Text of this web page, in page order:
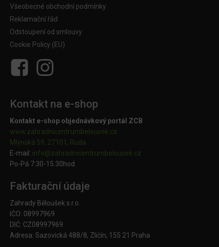
Všeobecné obchodní podmínky
Reklamační řád
Odstoupení od smlouvy
Cookie Policy (EU)
Kontakt na e-shop
Kontakt e-shop objednávkový portál ZCB
www.zahradnicentrumbelousek.cz
Mlýnská 59, 27101, Ruda
E-mail: info@zahradnicentrumbelousek. cz
Po-Pá 7:30-15:30hod
Fakturační údaje
Zahrady Běloušek s.r.o.
IČO: 08997969
DIČ: CZ08997969
Adresa: Sazovická 488/8, Zličín, 155 21 Praha